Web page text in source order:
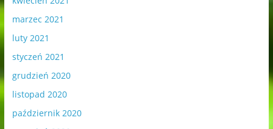
marzec 2021
luty 2021
styczeń 2021
grudzień 2020
listopad 2020
październik 2020